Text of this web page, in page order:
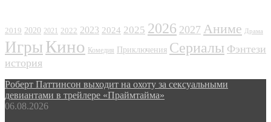
2019 2020 2021 2022 2023 2024 2025 2026 2027 Аниме Драма
Игры Кино Комедия Приключения Сериалы Фэнтези
история
Роберт Паттинсон выходит на охоту за сексуальными
девиантами в трейлере «Праймтайма»
06.08.2026